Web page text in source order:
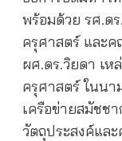
พร้อมด้วย รศ.
ครุศาสตร์ และ
ผศ.ดร.วิยดา เห
ครุศาสตร์ ในนา
เครือข่ายสมัชช
วัตถุประสงค์แล